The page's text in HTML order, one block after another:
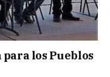
los Pueblos